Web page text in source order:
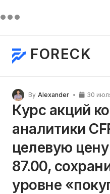
FORECK
By Alexander 30
Курс акций
аналитики
целевую
87.00,
уровне